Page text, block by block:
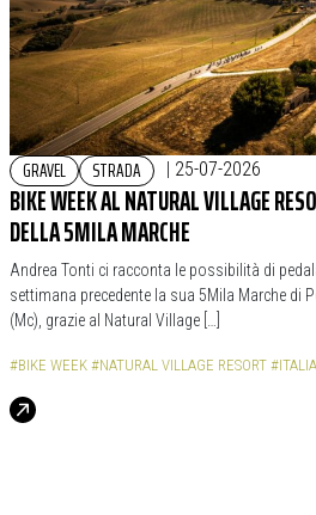
GRAVEL STRADA | 25-07-2026
BIKE WEEK AL NATURAL VILLAGE
DELLA 5MILA MARCHE
Andrea Tonti ci racconta le possibilità di
settimana precedente la sua 5Mila Marche di
(Mc), grazie al Natural Village […]
#BIKE WEEK #NATURAL VILLAGE RESORT #ITALIA